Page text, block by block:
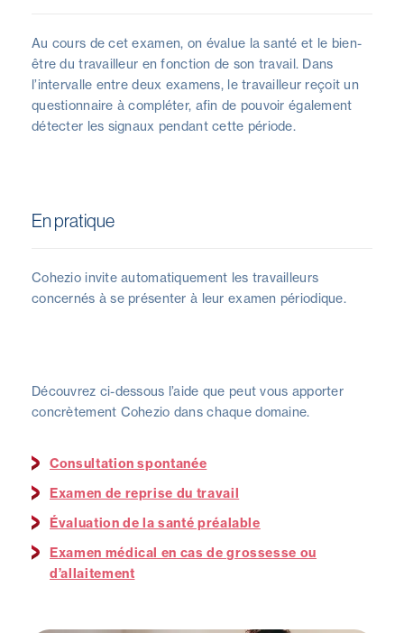
Au cours de cet examen, on évalue la santé et le bien-
être du travailleur en fonction de son travail. Dans
l’intervalle entre deux examens, le travailleur reçoit un
questionnaire à compléter, afin de pouvoir également
détecter les signaux pendant cette période.
En pratique
Cohezio invite automatiquement les travailleurs
concernés à se présenter à leur examen périodique.
Découvrez ci-dessous l’aide que peut vous apporter
concrètement Cohezio dans chaque domaine.
Consultation spontanée
Examen de reprise du travail
Évaluation de la santé préalable
Examen médical en cas de grossesse ou
d’allaitement